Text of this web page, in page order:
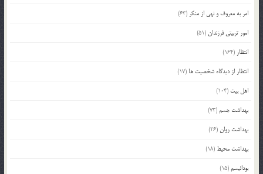
امر به معروف و نهی از منکر (63)
امور تربیتی فرزندان(51)
انتظار (164)
انتظار از دیدگاه شخصیت ها (17)
اهل بیت (104)
بهداشت جسم(73)
بهداشت روان(26)
بهداشت محیط (18)
بودائیسم(15)